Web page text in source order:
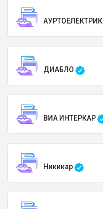
АУРТОЕЛЕКТРИК
ДИАБЛО
ВИА ИНТЕРКАР
Никикар